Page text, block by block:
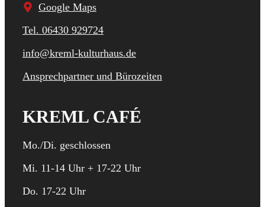
Google Maps
Tel. 06430 929724
info@kreml-kulturhaus.de
Ansprechpartner und Bürozeiten
KREML CAFÉ
Mo./Di. geschlossen
Mi. 11-14 Uhr + 17-22 Uhr
Do. 17-22 Uhr